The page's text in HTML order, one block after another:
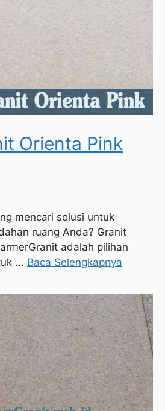
Orienta Pink
mencari solusi untuk
ruang Anda? Granit
adalah pilihan
... Baca Selengkapnya